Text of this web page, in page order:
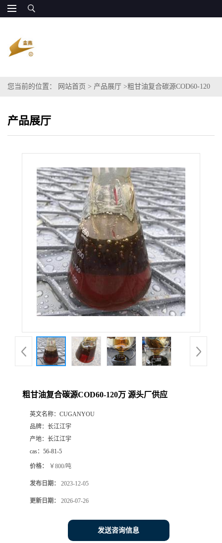
您当前的位置： 网站首页 > 产品展厅 >粗甘油复合碳源COD60-120
产品展厅
粗甘油复合碳源COD60-120万 源头厂供应
英文名称： CUGANYOU
品牌： 长江江宇
产地： 长江江宇
cas： 56-81-5
价格： ￥800/吨
发布日期： 2023-12-05
更新日期： 2026-07-26
发送咨询信息